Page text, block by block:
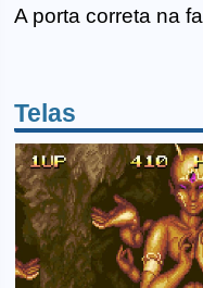
A porta correta na
Telas